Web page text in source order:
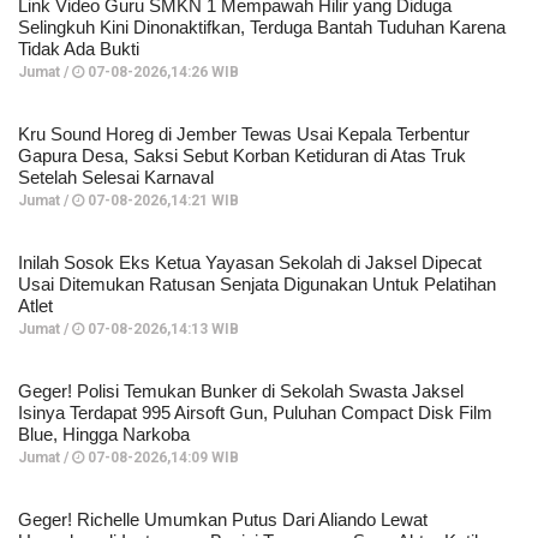
Link Video Guru SMKN 1 Mempawah Hilir yang Diduga
Selingkuh Kini Dinonaktifkan, Terduga Bantah Tuduhan Karena
Tidak Ada Bukti
Jumat / 07-08-2026,14:26 WIB
Kru Sound Horeg di Jember Tewas Usai Kepala Terbentur
Gapura Desa, Saksi Sebut Korban Ketiduran di Atas Truk
Setelah Selesai Karnaval
Jumat / 07-08-2026,14:21 WIB
Inilah Sosok Eks Ketua Yayasan Sekolah di Jaksel Dipecat
Usai Ditemukan Ratusan Senjata Digunakan Untuk Pelatihan
Atlet
Jumat / 07-08-2026,14:13 WIB
Geger! Polisi Temukan Bunker di Sekolah Swasta Jaksel
Isinya Terdapat 995 Airsoft Gun, Puluhan Compact Disk Film
Blue, Hingga Narkoba
Jumat / 07-08-2026,14:09 WIB
Geger! Richelle Umumkan Putus Dari Aliando Lewat